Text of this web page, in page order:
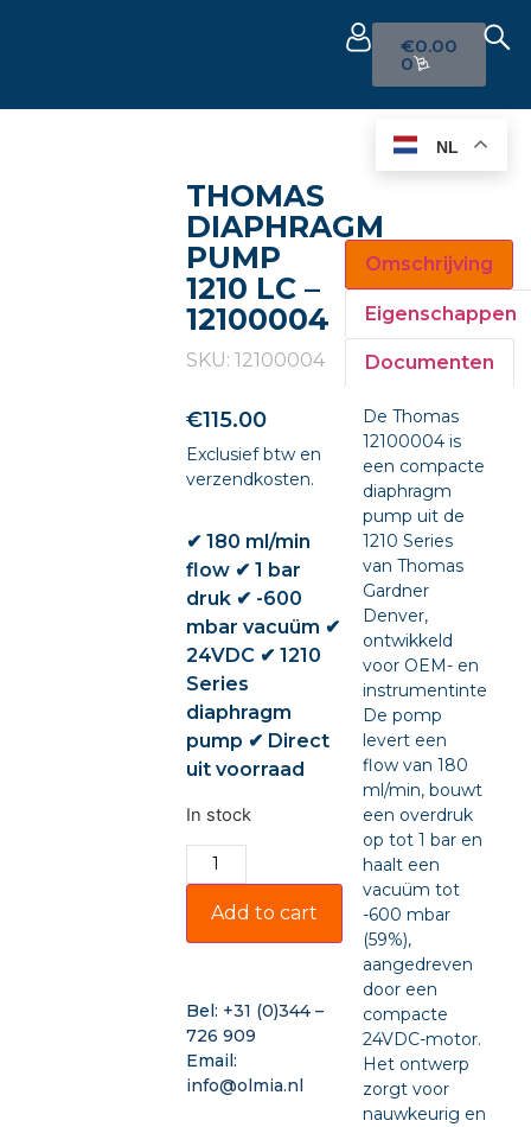
€0.00
0
THOMAS
DIAPHRAGM
PUMP
1210 LC –
12100004
SKU: 12100004
€115.00
Exclusief btw en
verzendkosten.
✔ 180 ml/min
flow ✔ 1 bar
druk ✔ -600
mbar vacuüm ✔
24VDC ✔ 1210
Series
diaphragm
pump ✔ Direct
uit voorraad
In stock
Add to cart
Bel: +31 (0)344 –
726 909
Email:
info@olmia.nl
Omschrijving
Eigenschappen
Documenten
De Thomas
12100004 is
een compacte
diaphragm
pump uit de
1210 Series
van Thomas
Gardner
Denver,
ontwikkeld
voor OEM- en
De pomp
levert een
flow van 180
ml/min, bouwt
een overdruk
op tot 1 bar en
haalt een
vacuüm tot
-600 mbar
(59%),
aangedreven
door een
compacte
24VDC-motor.
Het ontwerp
zorgt voor
nauwkeurig en
NL